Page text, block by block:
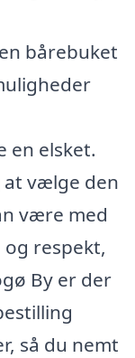
bårebuket
en elsket.
vælge den
være med
respekt,
By er der
så du nemt